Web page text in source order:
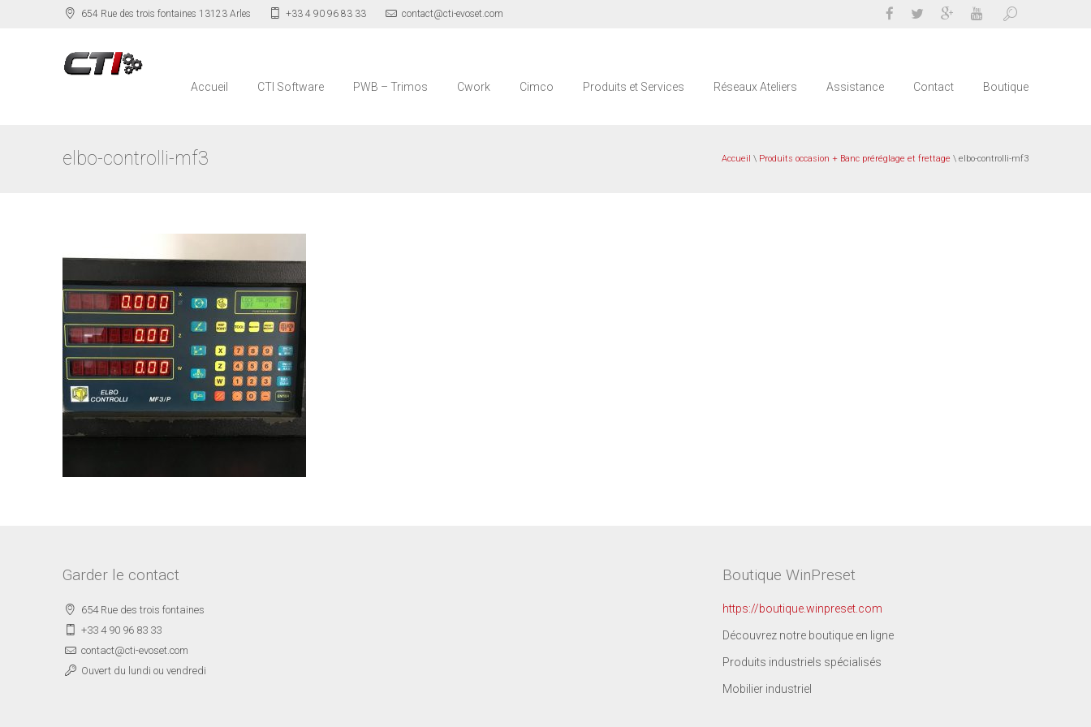
654 Rue des trois fontaines 13123 Arles +33 4 90 96 83 33 contact@cti-evoset.com
Accueil CTI Software PWB – Trimos Cwork Cimco Produits et Services Réseaux Ateliers Assistance Contact Boutique
elbo-controlli-mf3 Accueil \ Produits occasion + Banc préréglage et frettage \ elbo-controlli-mf3
Garder le contact
654 Rue des trois fontaines
+33 4 90 96 83 33
contact@cti-evoset.com
Ouvert du lundi ou vendredi
Boutique WinPreset
https://boutique.winpreset.com
Découvrez notre boutique en ligne
Produits industriels spécialisés
Mobilier industriel